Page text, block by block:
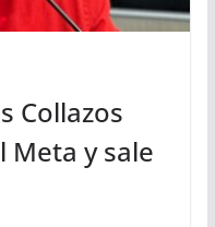
Collazos
y sale